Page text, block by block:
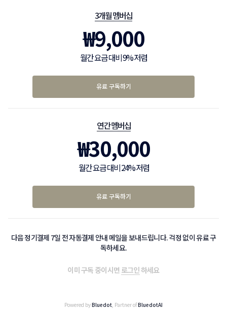
3개월 멤버십
₩9,000
월간 요금 대비 9% 저렴
유료 구독하기
연간 멤버십
₩30,000
월간 요금 대비 24% 저렴
유료 구독하기
다음 정기결제 7일 전 자동결제 안내 메일을 보내드립니다. 걱정 없이 유료 구
독하세요.
이미 구독 중이시면 로그인하세요
Powered byBluedot , Partner ofBluedotAI